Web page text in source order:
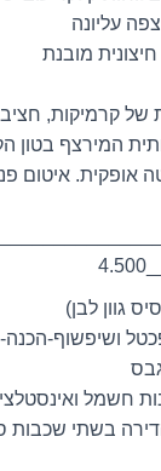
עליונה
מובנת
המירצף בטון
אופקית. איטום
גוון לבן)
ושיפשוף-הכנה-
חשמל
בשתי שכבות